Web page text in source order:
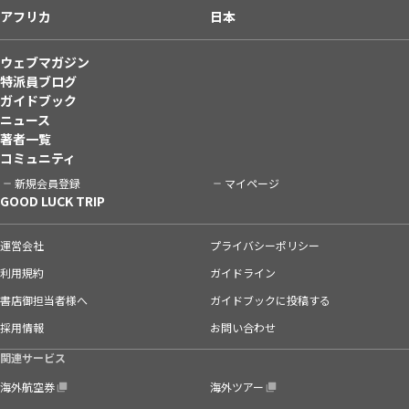
アフリカ 日本
ウェブマガジン
特派員ブログ
ガイドブック
ニュース
著者一覧
コミュニティ
新規会員登録 マイページ
GOOD LUCK TRIP
運営会社
プライバシーポリシー
利用規約
ガイドライン
書店御担当者様へ
ガイドブックに投稿する
採用情報
お問い合わせ
関連サービス
海外航空券
海外ツアー